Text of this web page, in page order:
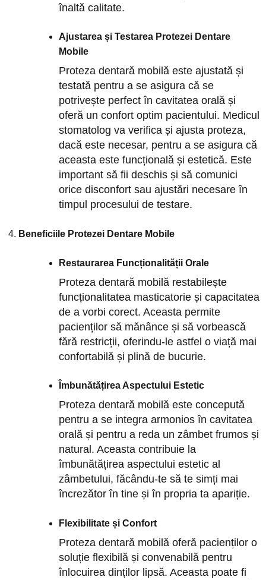
înaltă calitate.
Ajustarea și Testarea Protezei Dentare
Mobile
Proteza dentară mobilă este ajustată și
testată pentru a se asigura că se
potrivește perfect în cavitatea orală și
oferă un confort optim pacientului. Medicul
stomatolog va verifica și ajusta proteza,
dacă este necesar, pentru a se asigura că
aceasta este funcțională și estetică. Este
important să fii deschis și să comunici
orice disconfort sau ajustări necesare în
timpul procesului de testare.
Beneficiile Protezei Dentare Mobile
Restaurarea Funcționalității Orale
Proteza dentară mobilă restabilește
funcționalitatea masticatorie și capacitatea
de a vorbi corect. Aceasta permite
pacienților să mănânce și să vorbească
fără restricții, oferindu-le astfel o viață mai
confortabilă și plină de bucurie.
Îmbunătățirea Aspectului Estetic
Proteza dentară mobilă este concepută
pentru a se integra armonios în cavitatea
orală și pentru a reda un zâmbet frumos și
natural. Aceasta contribuie la
îmbunătățirea aspectului estetic al
zâmbetului, făcându-te să te simți mai
încrezător în tine și în propria ta apariție.
Flexibilitate și Confort
Proteza dentară mobilă oferă pacienților o
soluție flexibilă și convenabilă pentru
înlocuirea dinților lipsă. Aceasta poate fi